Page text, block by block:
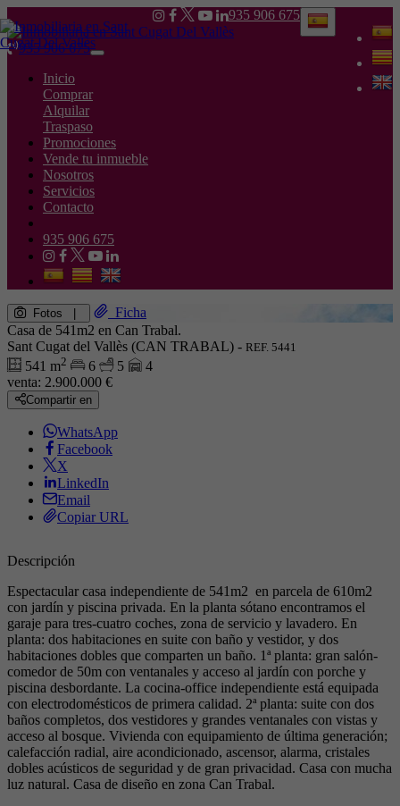
935 906 675
935 906 675
Toggle
Inicio
Comprar
Alquilar
Traspaso
Promociones
Vende tu inmueble
Nosotros
Servicios
Contacto
935 906 675
Fotos
Ficha
Casa de 541m2 en Can Trabal.
Sant Cugat del Vallès (CAN TRABAL) - REF. 5441
541 m2 6 5
4
venta: 2.900.000 €
Compartir en
WhatsApp
Facebook
X
LinkedIn
Email
Copiar URL
Descripción
Espectacular casa independiente de 541m2 en parcela de 610m2
con jardín y piscina privada. En la planta sótano encontramos el
garaje para tres-cuatro coches, zona de servicio y lavadero. En
planta: dos habitaciones en suite con baño y vestidor, y dos
habitaciones dobles que comparten un baño. 1ª planta: gran salón-
comedor de 50m con ventanales y acceso al jardín con porche y
piscina desbordante. La cocina-office independiente está equipada
con electrodomésticos de primera calidad. 2ª planta: suite con dos
baños completos, dos vestidores y grandes ventanales con vistas y
acceso al bosque. Vivienda con equipamiento de última generación;
calefacción radial, aire acondicionado, ascensor, alarma, cristales
dobles acústicos de seguridad y de gran privacidad. Casa con mucha
luz natural. Casa de diseño en zona Can Trabal.